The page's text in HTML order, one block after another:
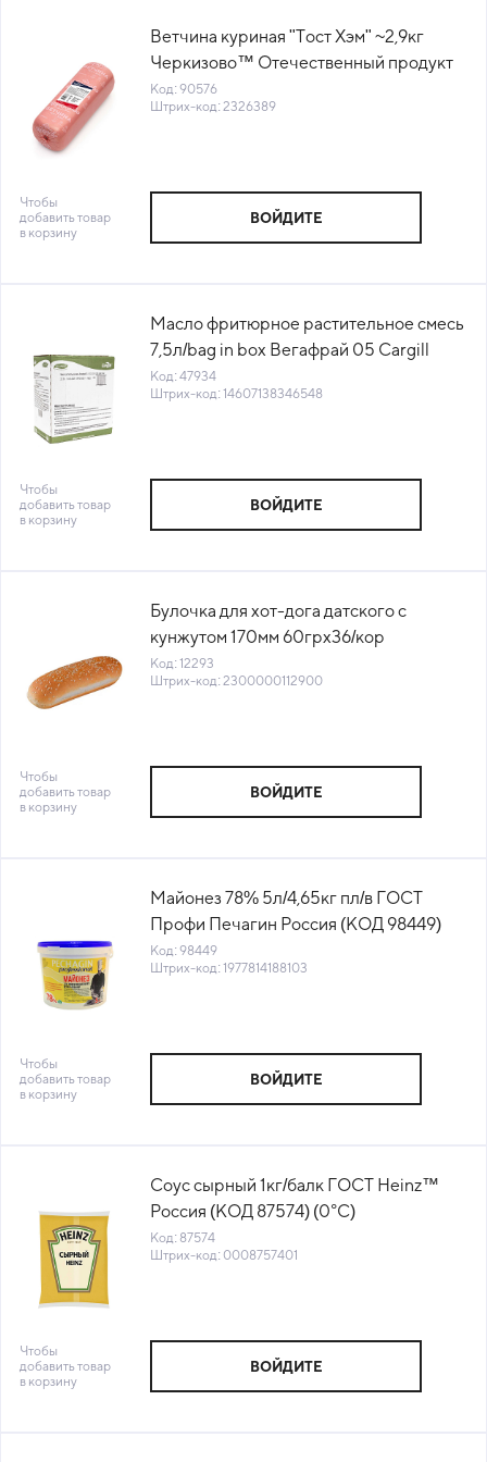
Ветчина куриная "Тост Хэм" ~2,9кг
Черкизово™ Отечественный продукт
(1030811830) (КОД 90576) (0°С)
Код: 90576
Штрих-код: 2326389
Чтобы
добавить товар
в корзину
ВОЙДИТЕ
Масло фритюрное растительное смесь
7,5л/bag in box Вегафрай 05 Cargill
Россия (КОД 47934) (+18°С)
Код: 47934
Штрих-код: 14607138346548
Чтобы
добавить товар
в корзину
ВОЙДИТЕ
Булочка для хот-дога датского с
кунжутом 170мм 60грх36/кор
Багерстат Рус (3256) (КОР) (КОД
12293) (-18°С)
Код: 12293
Штрих-код: 2300000112900
Чтобы
добавить товар
в корзину
ВОЙДИТЕ
Майонез 78% 5л/4,65кг пл/в ГОСТ
Профи Печагин Россия (КОД 98449)
(0°С)
Код: 98449
Штрих-код: 1977814188103
Чтобы
добавить товар
в корзину
ВОЙДИТЕ
Соус сырный 1кг/балк ГОСТ Heinz™
Россия (КОД 87574) (0°С)
Код: 87574
Штрих-код: 0008757401
Чтобы
добавить товар
в корзину
ВОЙДИТЕ